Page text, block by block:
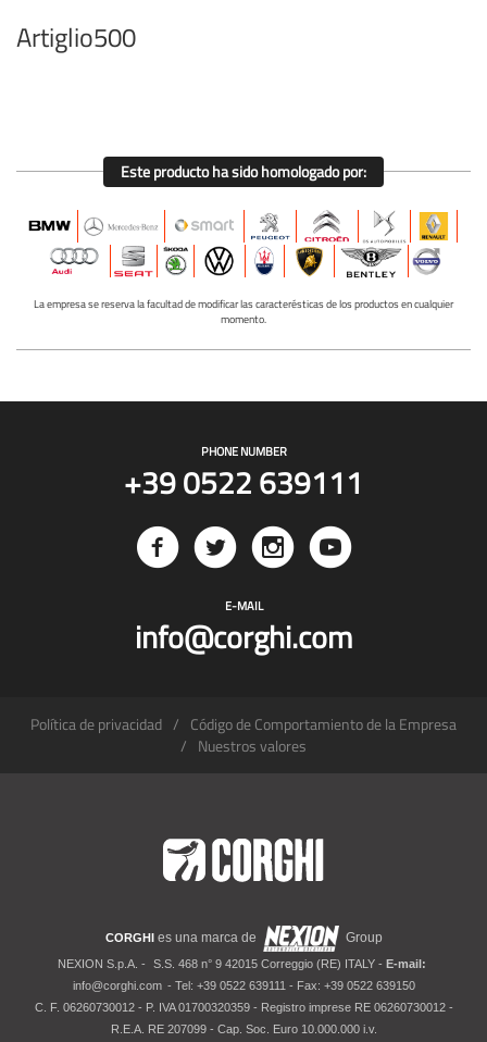
Artiglio500
Este producto ha sido homologado por:
La empresa se reserva la facultad de modificar las caracterésticas de los productos en cualquier
momento.
PHONE NUMBER
+39 0522 639111
E-MAIL
info@corghi.com
Política de privacidad
Código de Comportamiento de la Empresa
Nuestros valores
CORGHI es una marca de Group
NEXION S.p.A. - S.S. 468 n° 9 42015 Correggio (RE) ITALY - E-mail:
info@corghi.com - Tel: +39 0522 639111 - Fax: +39 0522 639150
C. F. 06260730012 - P. IVA 01700320359 - Registro imprese RE 06260730012 -
R.E.A. RE 207099 - Cap. Soc. Euro 10.000.000 i.v.